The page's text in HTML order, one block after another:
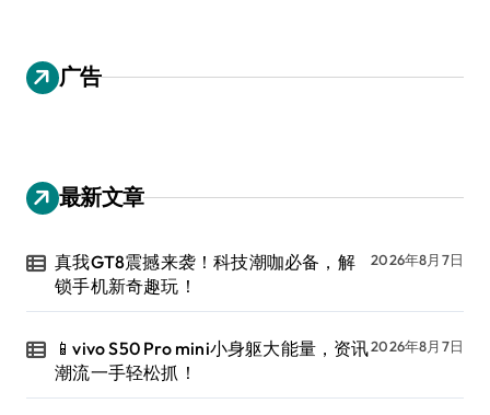
广告
最新文章
真我GT8震撼来袭！科技潮咖必备，解
锁手机新奇趣玩！
2026年8月7日
📱vivo S50 Pro mini小身躯大能量，资讯
潮流一手轻松抓！
2026年8月7日